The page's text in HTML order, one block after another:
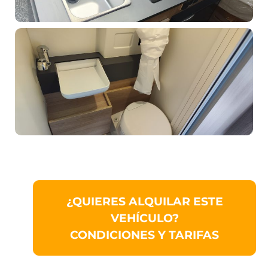
¿QUIERES ALQUILAR ESTE
VEHÍCULO?
CONDICIONES Y TARIFAS